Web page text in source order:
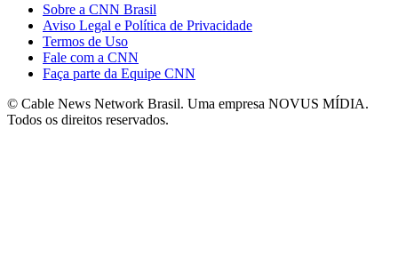
Sobre a CNN Brasil
Aviso Legal e Política de Privacidade
Termos de Uso
Fale com a CNN
Faça parte da Equipe CNN
© Cable News Network Brasil. Uma empresa NOVUS MÍDIA.
Todos os direitos reservados.